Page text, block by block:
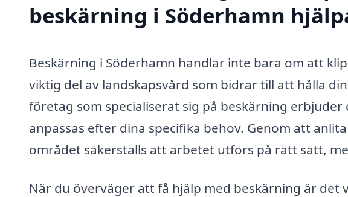
beskärning i Söderhamn
Beskärning i Söderhamn handlar inte bara om att
viktig del av landskapsvård som bidrar till att hålla
företag som specialiserat sig på beskärning
anpassas efter dina specifika behov. Genom att
området säkerställs att arbetet utförs på rätt sätt,
När du överväger att få hjälp med beskärning är det